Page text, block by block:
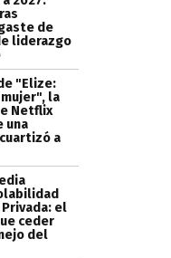
de
liderazgo
"Elize:
la
Netflix
una
a
el
ceder
del